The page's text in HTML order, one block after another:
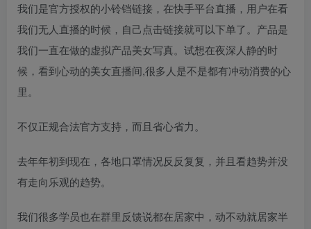
我们是官方授权的小铃铛链接，在快手平台直播，用户在看
我们无人直播的时候，自己点击链接就可以下单了。产品是
我们一直在做的虚拟产品美女写真。试想在夜深人静的时
候，看到心动的美女直播间,很多人是不是都有冲动消费的心
里。
不仅正规合法官方支持，而且省心省力。
去年年初到现在，各地口罩情况反反复复，并且看趋势并没
有走向乐观的趋势。
我们很多学员也在群里反馈说都在居家中，动不动就居家半